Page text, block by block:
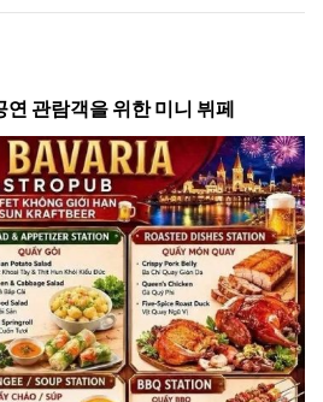
관람객을 위한 미니 뷔페